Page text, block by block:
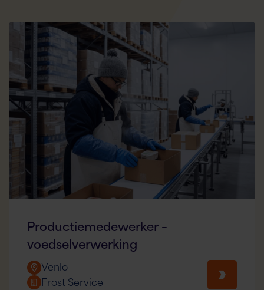
Productiemedewerker –
voedselverwerking
Venlo
Frost Service